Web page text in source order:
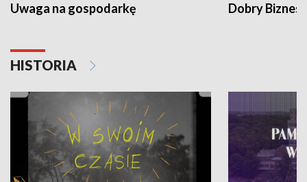
Uwaga na gospodarkę Dobry Biznes
HISTORIA